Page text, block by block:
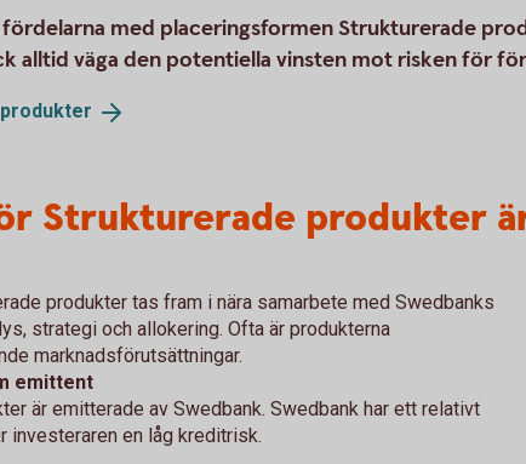
fördelarna med placeringsformen Strukturerade
alltid väga den potentiella vinsten mot risken för
produkter
Strukturerade produkter
produkter tas fram i nära samarbete med Swedbanks
strategi och allokering. Ofta är produkterna
marknadsförutsättningar.
emittent
är emitterade av Swedbank. Swedbank har ett relativt
investeraren en låg kreditrisk.